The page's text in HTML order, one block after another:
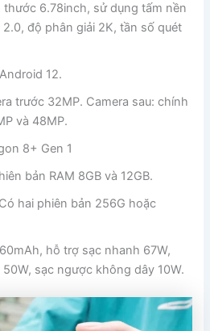
thước 6.78inch, sử dụng tấm nền
2.0, độ phân giải 2K, tần số quét
Android 12.
trước 32MP. Camera sau: chính
và 48MP.
8+ Gen 1
bản RAM 8GB và 12GB.
Có hai phiên bản 256G hoặc
hỗ trợ sạc nhanh 67W,
sạc ngược không dây 10W.